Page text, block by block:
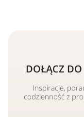
DOŁĄCZ DO
Inspiracje,
codzienność z